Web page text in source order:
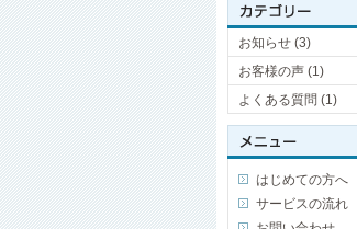
お知らせ (3)
お客様の声 (1)
よくある質問 (1)
はじめての方へ
サービスの流れ